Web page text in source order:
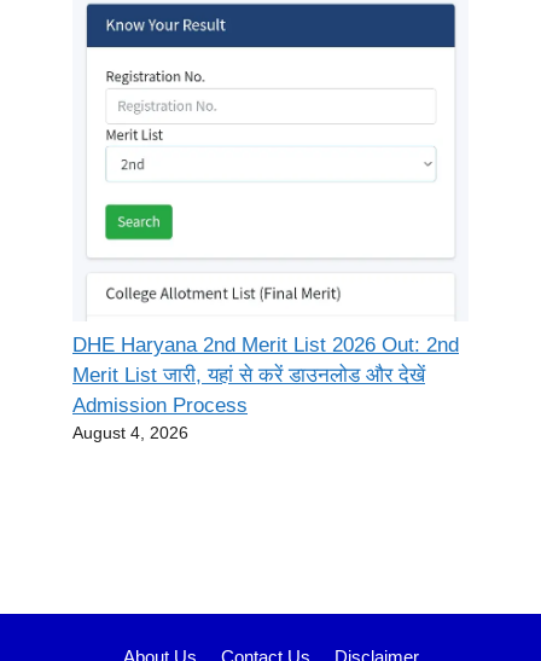
DHE Haryana 2nd Merit List 2026 Out: 2nd
Merit List जारी, यहां से करें डाउनलोड और देखें
Admission Process
August 4, 2026
About Us Contact Us Disclaimer